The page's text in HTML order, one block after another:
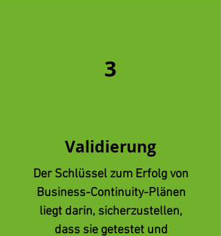
3
Validierung
Der Schlüssel zum Erfolg von
Business-Continuity-Plänen
liegt darin, sicherzustellen,
dass sie getestet und